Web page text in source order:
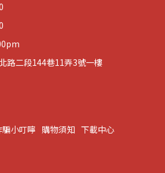
路二段144巷11弄3號一樓
騙小叮嚀 購物須知 下載中心